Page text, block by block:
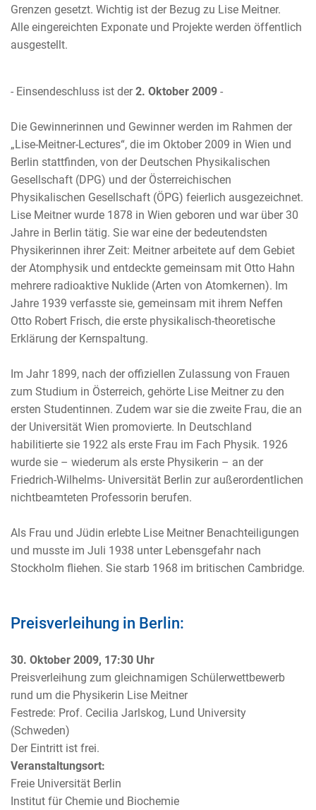
Grenzen gesetzt. Wichtig ist der Bezug zu Lise Meitner.
Alle eingereichten Exponate und Projekte werden öffentlich
ausgestellt.
- Einsendeschluss ist der2. Oktober 2009 -
Die Gewinnerinnen und Gewinner werden im Rahmen der
„Lise-Meitner-Lectures“, die im Oktober 2009 in Wien und
Berlin stattfinden, von der Deutschen Physikalischen
Gesellschaft (DPG) und der Österreichischen
Physikalischen Gesellschaft (ÖPG) feierlich ausgezeichnet.
Lise Meitner wurde 1878 in Wien geboren und war über 30
Jahre in Berlin tätig. Sie war eine der bedeutendsten
Physikerinnen ihrer Zeit: Meitner arbeitete auf dem Gebiet
der Atomphysik und entdeckte gemeinsam mit Otto Hahn
mehrere radioaktive Nuklide (Arten von Atomkernen). Im
Jahre 1939 verfasste sie, gemeinsam mit ihrem Neffen
Otto Robert Frisch, die erste physikalisch-theoretische
Erklärung der Kernspaltung.
Im Jahr 1899, nach der offiziellen Zulassung von Frauen
zum Studium in Österreich, gehörte Lise Meitner zu den
ersten Studentinnen. Zudem war sie die zweite Frau, die an
der Universität Wien promovierte. In Deutschland
habilitierte sie 1922 als erste Frau im Fach Physik. 1926
wurde sie – wiederum als erste Physikerin – an der
Friedrich-Wilhelms- Universität Berlin zur außerordentlichen
nichtbeamteten Professorin berufen.
Als Frau und Jüdin erlebte Lise Meitner Benachteiligungen
und musste im Juli 1938 unter Lebensgefahr nach
Stockholm fliehen. Sie starb 1968 im britischen Cambridge.
Preisverleihung in Berlin:
30. Oktober 2009, 17:30 Uhr
Preisverleihung zum gleichnamigen Schülerwettbewerb
rund um die Physikerin Lise Meitner
Festrede: Prof. Cecilia Jarlskog, Lund University
(Schweden)
Der Eintritt ist frei.
Veranstaltungsort:
Freie Universität Berlin
Institut für Chemie und Biochemie